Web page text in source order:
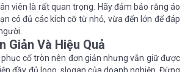
viên là rất quan trọng. Hãy đảm bảo rằng áo
có đủ các kích cỡ từ nhỏ, vừa đến lớn để đáp
Giản Và Hiệu Quả
cổ tròn nên đơn giản nhưng vẫn giữ được
đầy đủ logo, slogan của doanh nghiệp. Đừng